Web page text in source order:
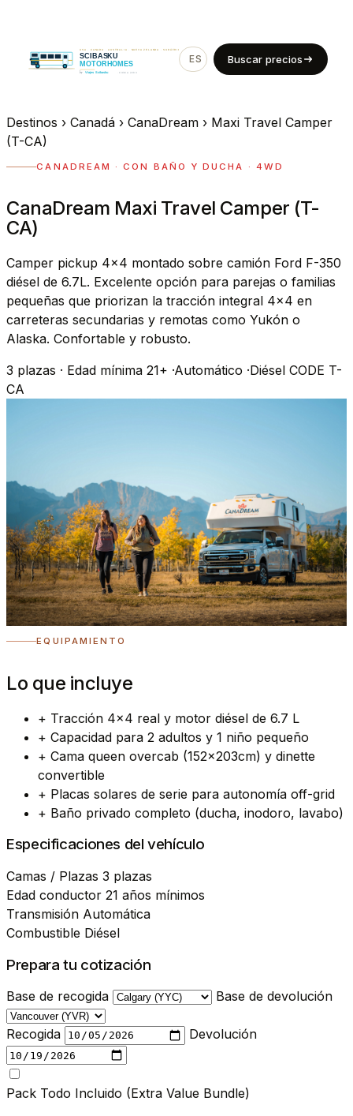
ES EN
Buscar precios
Destinos › Canadá › CanaDream › Maxi Travel Camper
(T-CA)
CANADREAM · CON BAÑO Y DUCHA · 4WD
CanaDream Maxi Travel Camper (T-
CA)
Camper pickup 4x4 montado sobre camión Ford F-350
diésel de 6.7L. Excelente opción para parejas o familias
pequeñas que priorizan la tracción integral 4x4 en
carreteras secundarias y remotas como Yukón o
Alaska. Confortable y robusto.
3 plazas · Edad mínima 21+ ·Automático ·Diésel CODE T-
CA
EQUIPAMIENTO
Lo que incluye
+ Tracción 4x4 real y motor diésel de 6.7 L
+ Capacidad para 2 adultos y 1 niño pequeño
+ Cama queen overcab (152x203cm) y dinette
convertible
+ Placas solares de serie para autonomía off-grid
+ Baño privado completo (ducha, inodoro, lavabo)
Especificaciones del vehículo
Camas / Plazas 3 plazas
Edad conductor 21 años mínimos
Transmisión Automática
Combustible Diésel
Prepara tu cotización
Base de recogida Base de devolución
Recogida Devolución
Pack Todo Incluido (Extra Value Bundle)